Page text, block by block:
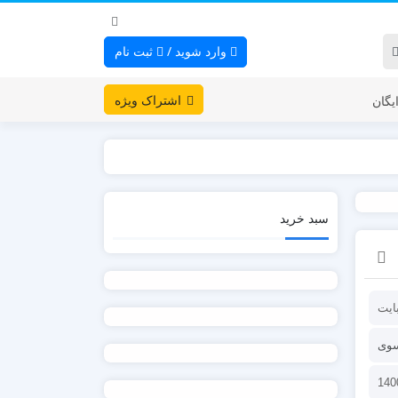
وارد شوید / ثبت نام
اشتراک ویژه
سبد خرید